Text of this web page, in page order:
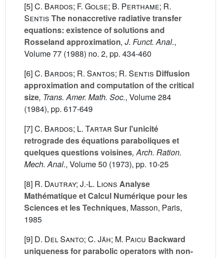
[5]C. Bardos; F. Golse; B. Perthame; R.
Sentis The nonaccretive radiative transfer
equations: existence of solutions and
Rosseland approximation, J. Funct. Anal.,
Volume 77 (1988) no. 2, pp. 434-460
[6]C. Bardos; R. Santos; R. Sentis Diffusion
approximation and computation of the critical
size, Trans. Amer. Math. Soc., Volume 284
(1984), pp. 617-649
[7]C. Bardos; L. Tartar Sur l'unicité
retrograde des équations paraboliques et
quelques questions voisines, Arch. Ration.
Mech. Anal., Volume 50 (1973), pp. 10-25
[8] R. Dautray; J.-L. Lions Analyse
Mathématique et Calcul Numérique pour les
Sciences et les Techniques, Masson, Paris,
1985
[9] D. Del Santo; C. Jäh; M. Paicu Backward
uniqueness for parabolic operators with non-